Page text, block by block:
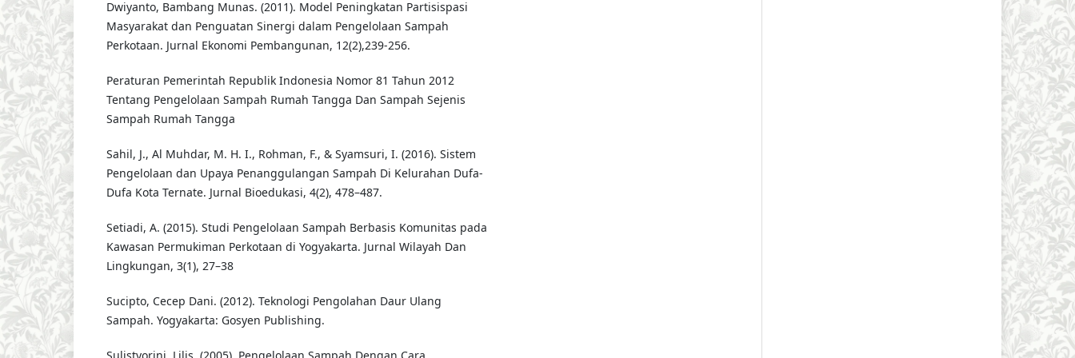
Dwiyanto, Bambang Munas. (2011). Model Peningkatan Partisispasi
Masyarakat dan Penguatan Sinergi dalam Pengelolaan Sampah
Perkotaan. Jurnal Ekonomi Pembangunan, 12(2),239-256.
Peraturan Pemerintah Republik Indonesia Nomor 81 Tahun 2012
Tentang Pengelolaan Sampah Rumah Tangga Dan Sampah Sejenis
Sampah Rumah Tangga
Sahil, J., Al Muhdar, M. H. I., Rohman, F., & Syamsuri, I. (2016). Sistem
Pengelolaan dan Upaya Penanggulangan Sampah Di Kelurahan Dufa-
Dufa Kota Ternate. Jurnal Bioedukasi, 4(2), 478–487.
Setiadi, A. (2015). Studi Pengelolaan Sampah Berbasis Komunitas pada
Kawasan Permukiman Perkotaan di Yogyakarta. Jurnal Wilayah Dan
Lingkungan, 3(1), 27–38
Sucipto, Cecep Dani. (2012). Teknologi Pengolahan Daur Ulang
Sampah. Yogyakarta: Gosyen Publishing.